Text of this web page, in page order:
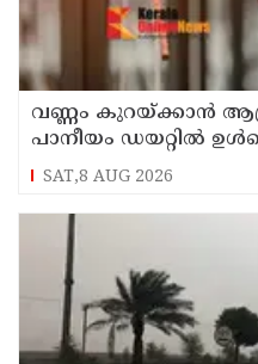
വണ്ണം കുറയ്ക്കാൻ
പാനീയം ഡയറ്റിൽ
SAT,8 AUG 2026